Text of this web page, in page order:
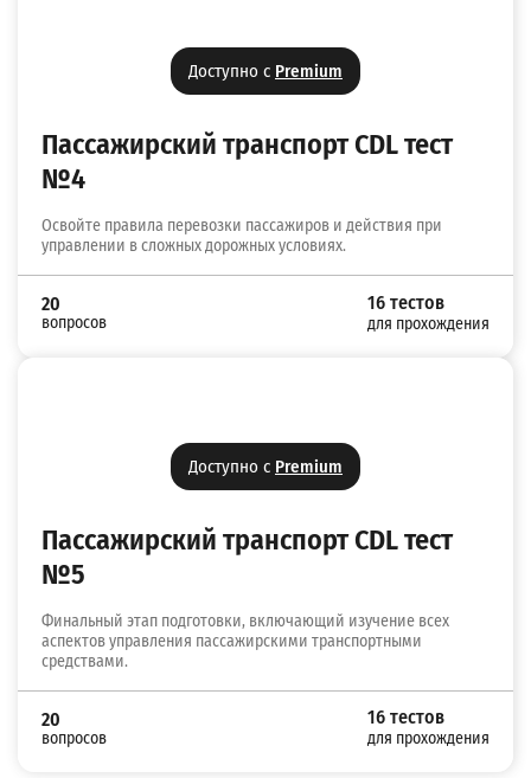
Доступно с Premium
Пассажирский транспорт CDL тест
№4
Освойте правила перевозки пассажиров и действия при
управлении в сложных дорожных условиях.
20
вопросов
16 тестов
для прохождения
Доступно с Premium
Пассажирский транспорт CDL тест
№5
Финальный этап подготовки, включающий изучение всех
аспектов управления пассажирскими транспортными
средствами.
20
вопросов
16 тестов
для прохождения